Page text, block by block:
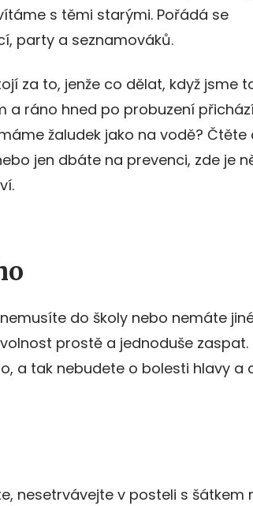
s těmi starými. Pořádá se
party a seznamováků.
za to, jenže co dělat, když jsme
a ráno hned po probuzení
žaludek jako na vodě? Čtěte
jen dbáte na prevenci, zde je
do školy nebo nemáte
prostě a jednoduše zaspat.
a tak nebudete o bolesti hlavy a
nesetrvávejte v posteli s šátkem